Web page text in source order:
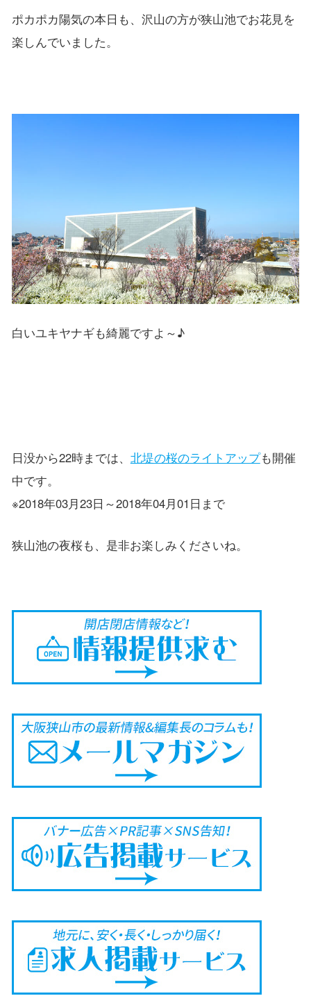
ポカポカ陽気の本日も、沢山の方が狭山池でお花見を
楽しんでいました。
白いユキヤナギも綺麗ですよ～♪
日没から22時までは、 北堤の桜のライトアップも開催
中です。
※2018年03月23日～2018年04月01日まで
狭山池の夜桜も、是非お楽しみくださいね。